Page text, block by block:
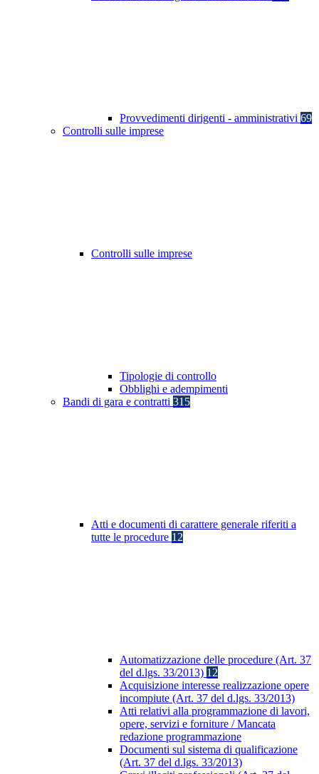
Provvedimenti dirigenti - amministrativi 69
Controlli sulle imprese
Controlli sulle imprese
Tipologie di controllo
Obblighi e adempimenti
Bandi di gara e contratti 315
Atti e documenti di carattere generale riferiti a
tutte le procedure 12
Automatizzazione delle procedure (Art. 37
del d.lgs. 33/2013) 12
Acquisizione interesse realizzazione opere
incompiute (Art. 37 del d.lgs. 33/2013)
Atti relativi alla programmazione di lavori,
opere, servizi e forniture / Mancata
redazione programmazione
Documenti sul sistema di qualificazione
(Art. 37 del d.lgs. 33/2013)